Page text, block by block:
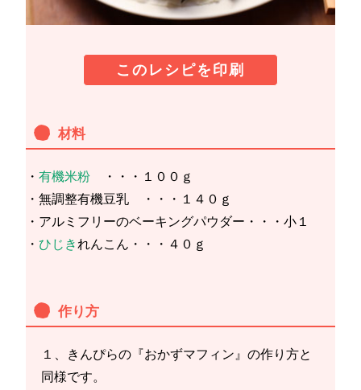
このレシピを印刷
材料
・有機米粉 ・・・１００ｇ
・無調整有機豆乳 ・・・１４０ｇ
・アルミフリーのベーキングパウダー・・・小１
・ひじきれんこん・・・４０ｇ
作り方
１、きんぴらの『おかずマフィン』の作り方と
同様です。